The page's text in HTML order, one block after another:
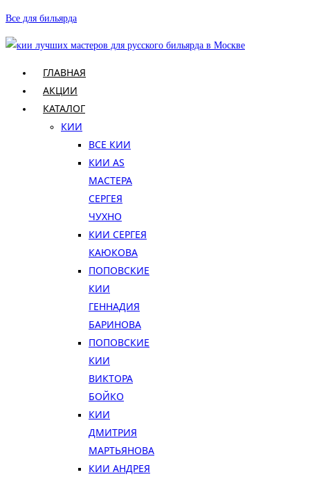
Перейти
к
содержимому
Все для бильярда
ГЛАВНАЯ
АКЦИИ
КАТАЛОГ
КИИ
ВСЕ КИИ
КИИ AS
МАСТЕРА
СЕРГЕЯ
ЧУХНО
КИИ СЕРГЕЯ
КАЮКОВА
ПОПОВСКИЕ
КИИ
ГЕННАДИЯ
БАРИНОВА
ПОПОВСКИЕ
КИИ
ВИКТОРА
БОЙКО
КИИ
ДМИТРИЯ
МАРТЬЯНОВА
КИИ АНДРЕЯ